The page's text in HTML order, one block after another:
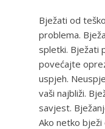
Bježati od
problema.
spletki. Bježati
povećajte
uspjeh.
vaši najbliži.
savjest.
Ako netko